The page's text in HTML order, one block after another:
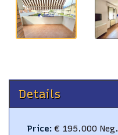
Details
Price: € 195.000 Neg.